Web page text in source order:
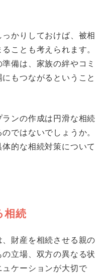
かりしておけば、被相
ことも考えられます。
備は、家族の絆やコミ
もつながるということ
ンの作成は円滑な相続
ではないでしょうか。
的な相続対策について
相続
財産を相続させる親の
立場、双方の異なる状
ケーションが大切で